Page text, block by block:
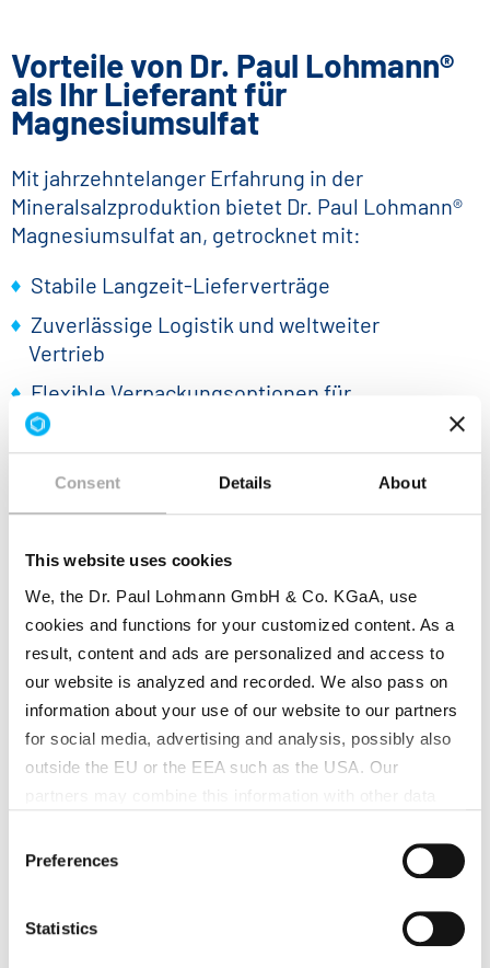
Consent Details About
This website uses cookies
We, the Dr. Paul Lohmann GmbH & Co. KGaA, use
cookies and functions for your customized content. As a
result, content and ads are personalized and access to
our website is analyzed and recorded. We also pass on
information about your use of our website to our partners
for social media, advertising and analysis, possibly also
outside the EU or the EEA such as the USA. Our
processing of your data collected on this website by
Google, YouTube Hubspot in the USA: By clicking on
"Accept all", you also agree in accordance with Article 49
Paragraph 1 Sentence 1 a GDPR that your data
Selection
Preferences
Statistics
Vorteile von Dr. Paul Lohmann®
als Ihr Lieferant für
Magnesiumsulfat
Mit jahrzehntelanger Erfahrung in der
Mineralsalzproduktion bietet Dr. Paul Lohmann®
Magnesiumsulfat an, getrocknet mit:
Stabile Langzeit-Lieferverträge
Zuverlässige Logistik und weltweiter
Vertrieb
Flexible Verpackungsoptionen für
Industriekunden
Hohe chemische Reinheit
Zertifizierungen und
Qualitätsstandards
Magnesiumsulfat, getrocknet, entspricht
internationalen Qualitäts- und behördlichen
Standards.
GMP-Konformität
FSSC 22000 Lebensmittelsicherheit